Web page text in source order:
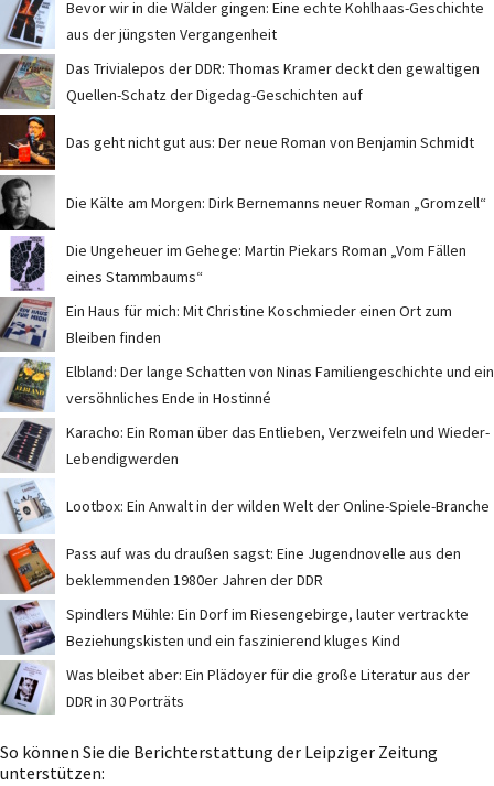
Bevor wir in die Wälder gingen: Eine echte Kohlhaas-Geschichte
aus der jüngsten Vergangenheit
Das Trivialepos der DDR: Thomas Kramer deckt den gewaltigen
Quellen-Schatz der Digedag-Geschichten auf
Das geht nicht gut aus: Der neue Roman von Benjamin Schmidt
Die Kälte am Morgen: Dirk Bernemanns neuer Roman „Gromzell“
Die Ungeheuer im Gehege: Martin Piekars Roman „Vom Fällen
eines Stammbaums“
Ein Haus für mich: Mit Christine Koschmieder einen Ort zum
Bleiben finden
Elbland: Der lange Schatten von Ninas Familiengeschichte und ein
versöhnliches Ende in Hostinné
Karacho: Ein Roman über das Entlieben, Verzweifeln und Wieder-
Lebendigwerden
Lootbox: Ein Anwalt in der wilden Welt der Online-Spiele-Branche
Pass auf was du draußen sagst: Eine Jugendnovelle aus den
beklemmenden 1980er Jahren der DDR
Spindlers Mühle: Ein Dorf im Riesengebirge, lauter vertrackte
Beziehungskisten und ein faszinierend kluges Kind
Was bleibet aber: Ein Plädoyer für die große Literatur aus der
DDR in 30 Porträts
So können Sie die Berichterstattung der Leipziger Zeitung
unterstützen: